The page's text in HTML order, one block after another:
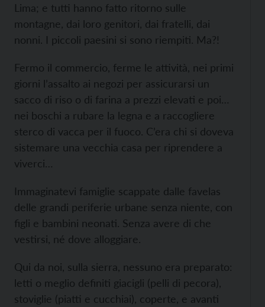
Lima; e tutti hanno fatto ritorno sulle
montagne, dai loro genitori, dai fratelli, dai
nonni. I piccoli paesini si sono riempiti. Ma?!
Fermo il commercio, ferme le attività, nei primi
giorni l’assalto ai negozi per assicurarsi un
sacco di riso o di farina a prezzi elevati e poi…
nei boschi a rubare la legna e a raccogliere
sterco di vacca per il fuoco. C’era chi si doveva
sistemare una vecchia casa per riprendere a
viverci…
Immaginatevi famiglie scappate dalle favelas
delle grandi periferie urbane senza niente, con
figli e bambini neonati. Senza avere di che
vestirsi, né dove alloggiare.
Qui da noi, sulla sierra, nessuno era preparato:
letti o meglio definiti giacigli (pelli di pecora),
stoviglie (piatti e cucchiai), coperte, e avanti